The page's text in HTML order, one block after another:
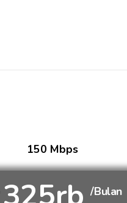
150 Mbps
/Bulan